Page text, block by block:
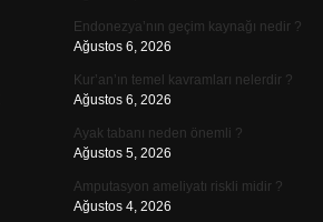
Endonezya’nın geçim kaynağı nedir ?
Ağustos 6, 2026
Kur’an’ın temel kavramları nelerdir ?
Ağustos 6, 2026
Ayak tabanı neden önemli ?
Ağustos 5, 2026
Amputasyon ameliyatı riskli midir ?
Ağustos 4, 2026